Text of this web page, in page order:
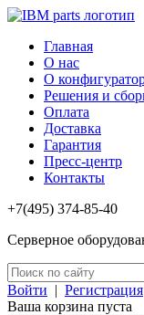
Главная
О нас
О
Решения и
Оплата
Доставка
Гарантия
Пресс-центр
Контакты
+7(495) 374-85-40
Серверное
Войти | Регистрация
Ваша корзина пуста